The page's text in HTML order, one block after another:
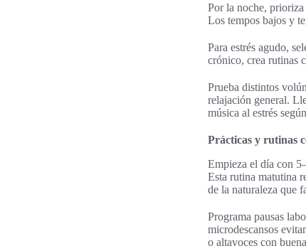
Por la noche, prioriza
Los tempos bajos y
Para estrés agudo,
crónico, crea rutinas
Prueba distintos
relajación general.
música al estrés
Prácticas y rutinas
Empieza el día con
Esta rutina matutina
de la naturaleza que
Programa pausas
microdescansos
o altavoces con